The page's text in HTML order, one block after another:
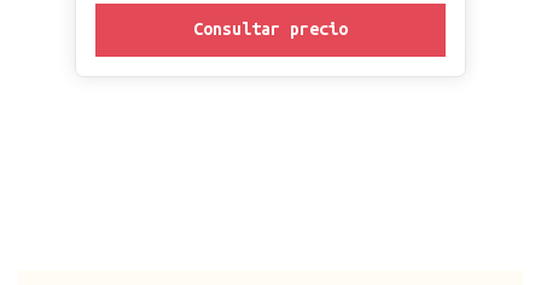
Consultar precio